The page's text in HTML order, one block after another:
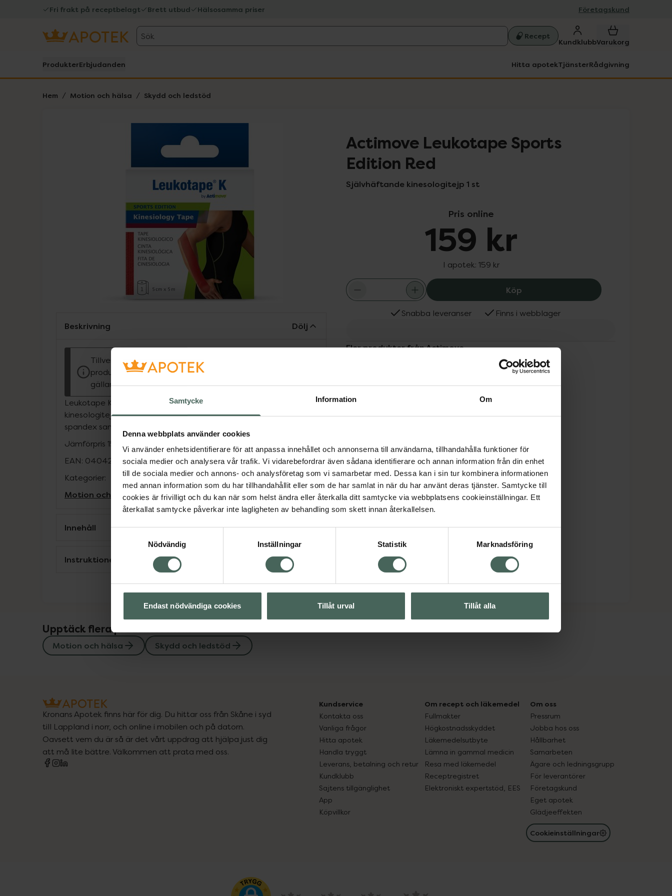
Samtycke Information Om
Denna webbplats använder cookies
Vi använder enhetsidentifierare för att anpassa innehållet och annonserna till användarna, tillhandahålla funktioner för
sociala medier och analysera vår trafik. Vi vidarebefordrar även sådana identifierare och annan information från din enhet
till de sociala medier och annons- och analysföretag som vi samarbetar med. Dessa kan i sin tur kombinera informationen
med annan information som du har tillhandahållit eller som de har samlat in när du har använt deras tjänster. Samtycke till
cookies är frivilligt och du kan när som helst ändra eller återkalla ditt samtycke via webbplatsens cookieinställningar. Ett
återkallat samtycke påverkar inte lagligheten av behandling som skett innan återkallelsen.
Nödvändig
Inställningar Statistik Marknadsföring
Endast nödvändiga cookies Tillåt urval Tillåt alla
Fri frakt på receptbelagt Brett utbud Hälsosamma priser Företagskund
Sök Recept
KundklubbVarukorg
ProdukterErbjudanden Hitta apotekTjänsterRådgivning
Hem Motion och hälsa Skydd och ledstöd
Lista: . Innehåller 1 objekt.
Actimove Leukotape Sports
Edition Red
Självhäftande kinesologitejp 1 st
Pris online
159 kr
I apotek: 159 kr
Köp Actimove Leukotape Sports Edition
Snabba leveranser Finns i webblager
Fler produkter från Actimove
Beskrivning Dölj
Tillverkaren garanterar genom CE-märkning att
produkten är säker att använda och uppfyller
gällande krav.
Leukotape K by Actimove är en stretchbar självhäftande
kinesologitejp. Materialet är elastiskt och består av bomull och
spandex samt använder ett akrylbaserat lim.
Jämförpris 159 kr
EAN: 04042809876833
Kategorier:
Motion och hälsaSkydd och ledstöd
Innehåll Visa
Instruktioner Visa
Upptäck flera produkter inom
Motion och hälsa Skydd och ledstöd
Kronans Apotek finns här för dig. Du hittar oss från Skåne i syd
till Lappland i norr, och online i mobilen och på datorn.
Oavsett vem du är så är det vårt uppdrag att hjälpa just dig
att må lite bättre. Välkommen att prata med oss.
Kundservice
Kontakta oss
Vanliga frågor
Hitta apotek
Handla tryggt
Leverans, betalning och retur
Kundklubb
Sajtens tillgänglighet
App
Köpvillkor
Om recept och läkemedel
Fullmakter
Högkostnadsskyddet
Läkemedelsutbyte
Lämna in gammal medicin
Resa med läkemedel
Receptregistret
Elektroniskt expertstöd, EES
Om oss
Pressrum
Jobba hos oss
Hållbarhet
Samarbeten
Ägare och ledningsgrupp
För leverantörer
Företagskund
Eget apotek
Glädjeeffekten
Cookieinställningar